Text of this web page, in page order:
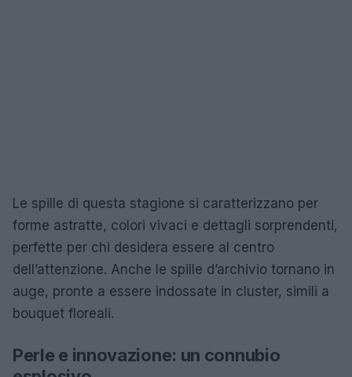
Le spille di questa stagione si caratterizzano per
forme astratte, colori vivaci e dettagli sorprendenti,
perfette per chi desidera essere al centro
dell’attenzione. Anche le spille d’archivio tornano in
auge, pronte a essere indossate in cluster, simili a
bouquet floreali.
Perle e innovazione: un connubio